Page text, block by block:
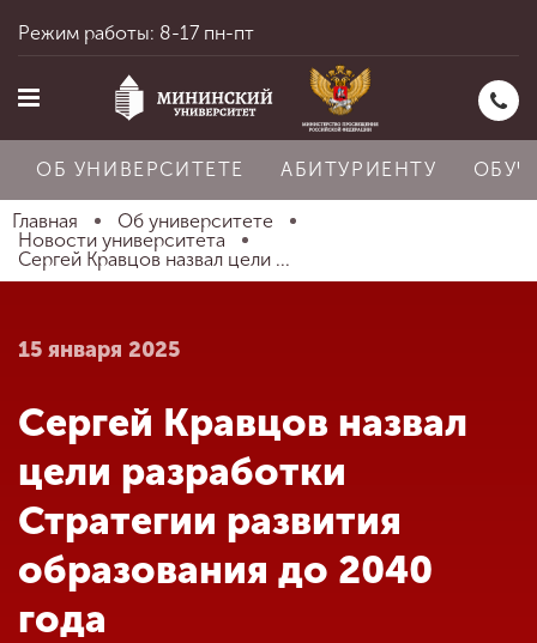
Главная
Абитуриенту
Обучение
Режим работы: 8-17 пн-пт
ОБ УНИВЕРСИТЕТЕ АБИТУРИЕНТУ
Главная
Об университете
Новости университета
Сергей Кравцов назвал цели ...
15 января 2025
Сергей Кравцов назвал
цели разработки
Стратегии развития
образования до 2040
года